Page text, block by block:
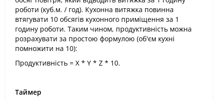
роботи (куб.м. / год). Кухонна витяжка повинна
втягувати 10 обсягів кухонного приміщення за 1
годину роботи. Таким чином, продуктивність можна
розрахувати за простою формулою (об'єм кухні
помножити на 10):
Продуктивність = X * Y * Z * 10.
Таймер